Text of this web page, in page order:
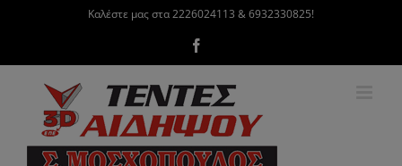
Καλέστε μας στα 2226024113 & 6932330825!